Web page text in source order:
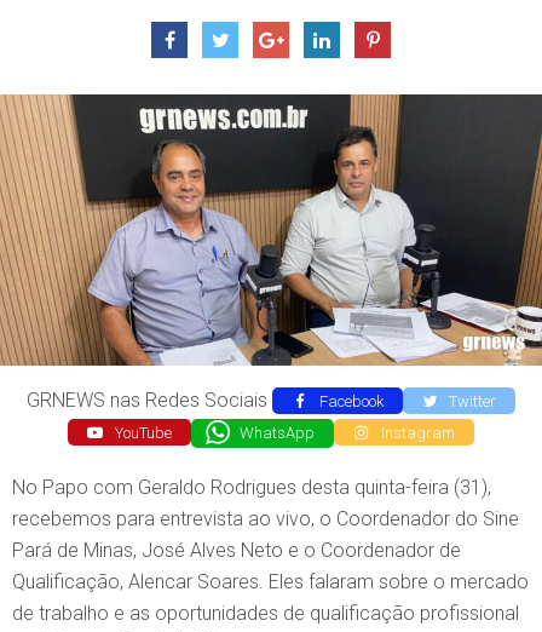
GRNEWS nas Redes Sociais Facebook
Twitter
YouTube
WhatsApp Instagram
No Papo com Geraldo Rodrigues desta quinta-feira (31),
recebemos para entrevista ao vivo, o Coordenador do Sine
Pará de Minas, José Alves Neto e o Coordenador de
Qualificação, Alencar Soares. Eles falaram sobre o mercado
de trabalho e as oportunidades de qualificação profissional